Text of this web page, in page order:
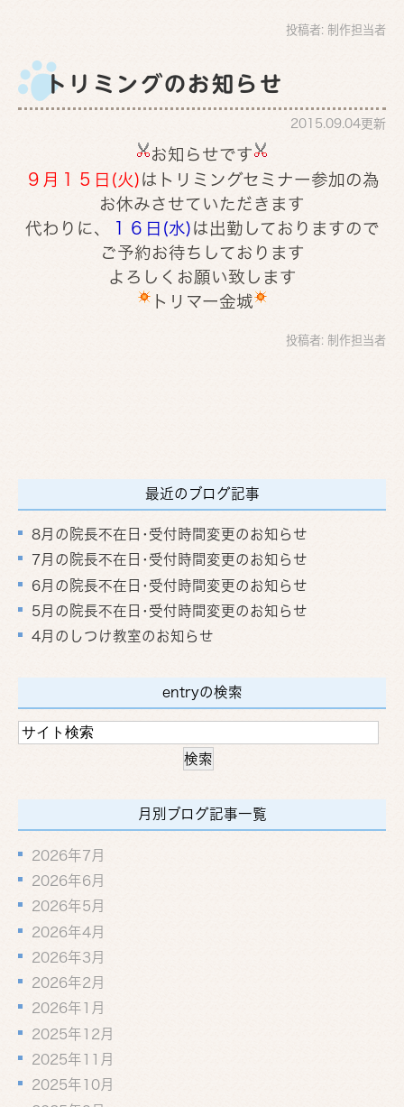
投稿者: 制作担当者
トリミングのお知らせ
2015.09.04更新
お知らせです
９月１５日(火) はトリミングセミナー参加の為
お休みさせていただきます
代わりに、
１６日(水) は出勤しておりますので
ご予約お待ちしております
よろしくお願い致します
トリマー金城
投稿者: 制作担当者
最近のブログ記事
8月の院長不在日･受付時間変更のお知らせ
7月の院長不在日･受付時間変更のお知らせ
6月の院長不在日･受付時間変更のお知らせ
5月の院長不在日･受付時間変更のお知らせ
4月のしつけ教室のお知らせ
entryの検索
月別ブログ記事一覧
2026年7月
2026年6月
2026年5月
2026年4月
2026年3月
2026年2月
2026年1月
2025年12月
2025年11月
2025年10月